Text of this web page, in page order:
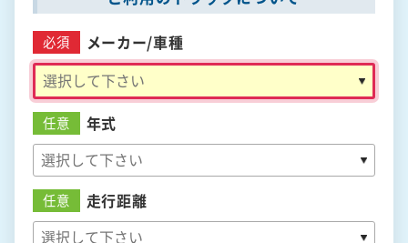
必須 メーカー/車種
任意 年式
任意 走行距離